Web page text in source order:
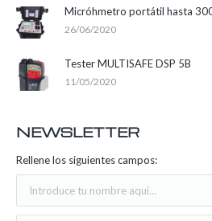
Micróhmetro portátil hasta
26/06/2020
Tester MULTISAFE DSP 5B
11/05/2020
NEWSLETTER
Rellene los siguientes campos: